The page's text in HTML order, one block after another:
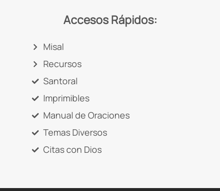
Accesos Rápidos:
Misal
Recursos
Santoral
Imprimibles
Manual de Oraciones
Temas Diversos
Citas con Dios